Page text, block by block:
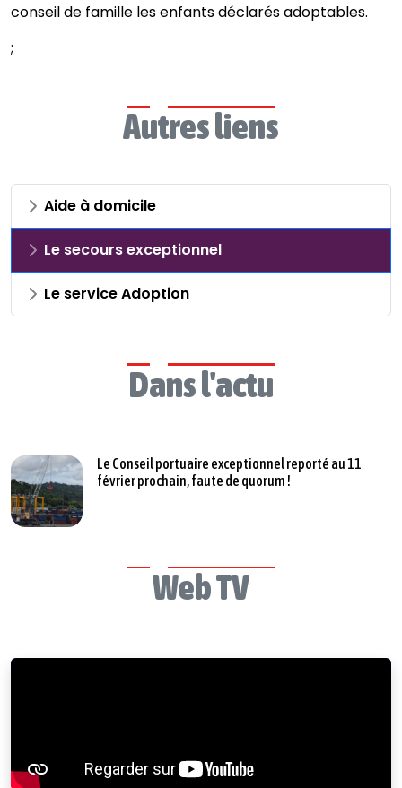
conseil de famille les enfants déclarés adoptables.
;
Autres liens
Aide à domicile
Le secours exceptionnel
Le service Adoption
Dans l'actu
Le Conseil portuaire exceptionnel reporté au 11
février prochain, faute de quorum !
Web TV